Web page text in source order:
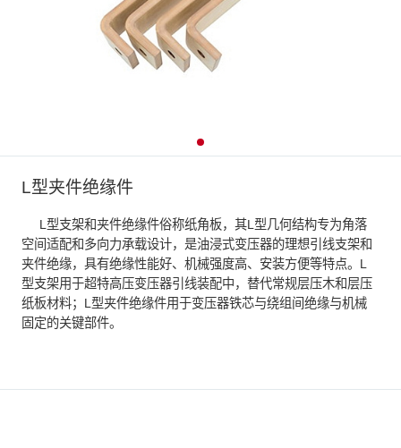
L型夹件绝缘件
L型支架和夹件绝缘件俗称纸角板，其L型几何结构专为角落
空间适配和多向力承载设计，是油浸式变压器的理想引线支架和
夹件绝缘，具有绝缘性能好、机械强度高、安装方便等特点。L
型支架用于超特高压变压器引线装配中，替代常规层压木和层压
纸板材料；L型夹件绝缘件用于变压器铁芯与绕组间绝缘与机械
固定的关键部件。